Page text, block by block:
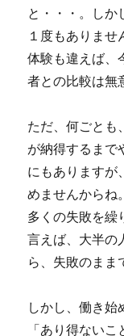
と・・・。しか
１度もありま
体験も違えば、
者との比較は無
ただ、何ごとも
が納得するまで
にもありますが
めませんからね
多くの失敗を繰
言えば、大半の
ら、失敗のまま
しかし、働き始
「あり得ない